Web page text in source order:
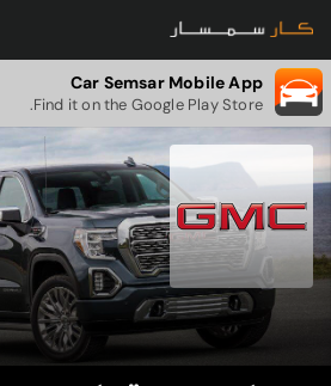
Car Semsar Mobile App
Find it on the Google Play Store.